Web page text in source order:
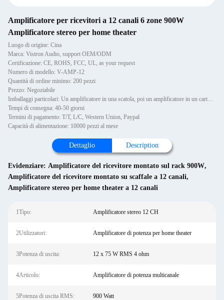
Amplificatore per ricevitori a 12 canali 6 zone 900W
Amplificatore stereo per home theater
Luogo di origine: Cina
Marca: Vistron Audio, support OEM/ODM
Certificazione: CE, ROHS, FCC, UL, as your request
Numero di modello: V-AMP-12
Quantità di ordine minimo: 200 pezzi
Prezzo: Negoziabile
Imballaggi particolari: Un amplificatore in una scatola, poi un amplificatore in un cartone.
Tempi di consegna: 40-50 giorni
Termini di pagamento: T/T, L/C, Western Union, Paypal
Capacità di alimentazione: 10000 pezzi al mese
Dettaglio Description
Evidenziare: Amplificatore del ricevitore montato sul rack 900W,
Amplificatore del ricevitore montato su scaffale a 12 canali,
Amplificatore stereo per home theater a 12 canali
1Tipo: Amplificatore stereo 12 CH
2Utilizzatori: Amplificatore di potenza per home theater
3Potenza di uscita: 12 x 75 W RMS 4 ohm
4Articolo: Amplificatore di potenza multicanale
5Potenza di uscita RMS: 900 Watt